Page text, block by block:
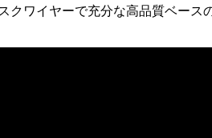
クワイヤーで充分な高品質ベー